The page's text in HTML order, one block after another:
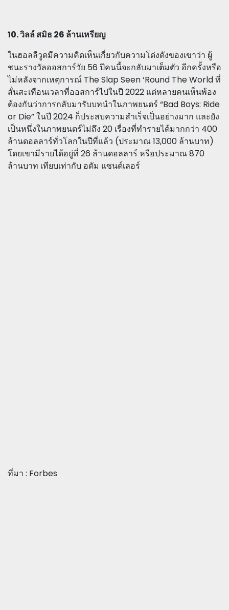
10. วิลล์ สมิธ 26 ล้านเหรียญ
ในฮอลลีวูดมีความคิดเห็นเกี่ยวกับความโด่งดังของเขาว่า ผู้
ชนะรางวัลออสการ์วัย 56 ปีคนนี้จะกลับมาเต็มตัว อีกครั้งหรือ
ไม่หลังจากเหตุการณ์ The Slap Seen ‘Round The World ที่
สั่นสะเทือนเวลาที่ออสการ์ไปในปี 2022 แต่หลายคนเห็นพ้อง
ต้องกันว่าการกลับมารับบทนำในภาพยนตร์ “Bad Boys: Ride
or Die” ในปี 2024 ก็ประสบความสำเร็จเป็นอย่างมาก และยัง
เป็นหนึ่งในภาพยนตร์ไม่ถึง 20 เรื่องที่ทำรายได้มากกว่า 400
ล้านดอลลาร์ทั่วโลกในปีที่แล้ว (ประมาณ 13,000 ล้านบาท)
โดยเขามีรายได้อยู่ที่ 26 ล้านดอลลาร์ หรือประมาณ 870
ล้านบาท เทียบเท่ากับ อดัม แซนด์เลอร์
ที่มา : Forbes